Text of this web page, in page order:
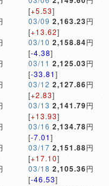
[+5.53]
03/09 2,163.23円
[+13.62]
03/10 2,158.84円
[-4.38]
03/11 2,125.03円
[-33.81]
03/12 2,127.86円
[+2.83]
03/13 2,141.79円
[+13.93]
03/16 2,134.78円
[-7.01]
03/17 2,151.88円
[+17.10]
03/18 2,105.36円
[-46.53]